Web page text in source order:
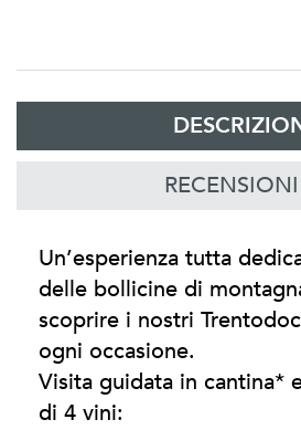
Un’esperienza tutta
delle bollicine di
scoprire i nostri
ogni occasione.
Visita guidata in cantina*
di 4 vini: